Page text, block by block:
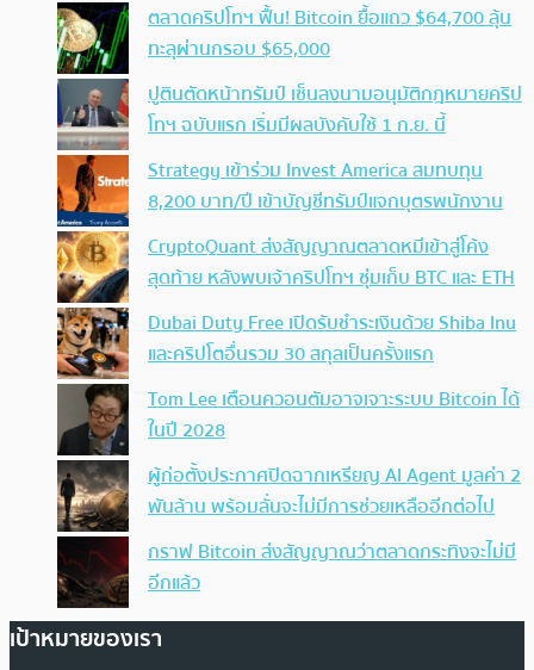
ตลาดคริปโทฯ ฟื้น! Bitcoin ยื้อแถว $64,700 ลุ้น
ทะลุผ่านกรอบ $65,000
ปูตินตัดหน้าทรัมป์ เซ็นลงนามอนุมัติกฎหมายคริป
โทฯ ฉบับแรก เริ่มมีผลบังคับใช้ 1 ก.ย. นี้
Strategy เข้าร่วม Invest America สมทบทุน
8,200 บาท/ปี เข้าบัญชีทรัมป์แจกบุตรพนักงาน
CryptoQuant ส่งสัญญาณตลาดหมีเข้าสู่โค้ง
สุดท้าย หลังพบเจ้าคริปโทฯ ซุ่มเก็บ BTC และ ETH
Dubai Duty Free เปิดรับชำระเงินด้วย Shiba Inu
และคริปโตอื่นรวม 30 สกุลเป็นครั้งแรก
Tom Lee เตือนควอนตัมอาจเจาะระบบ Bitcoin ได้
ในปี 2028
ผู้ก่อตั้งประกาศปิดฉากเหรียญ AI Agent มูลค่า 2
พันล้าน พร้อมลั่นจะไม่มีการช่วยเหลืออีกต่อไป
กราฟ Bitcoin ส่งสัญญาณว่าตลาดกระทิงจะไม่มี
อีกแล้ว
เป้าหมายของเรา